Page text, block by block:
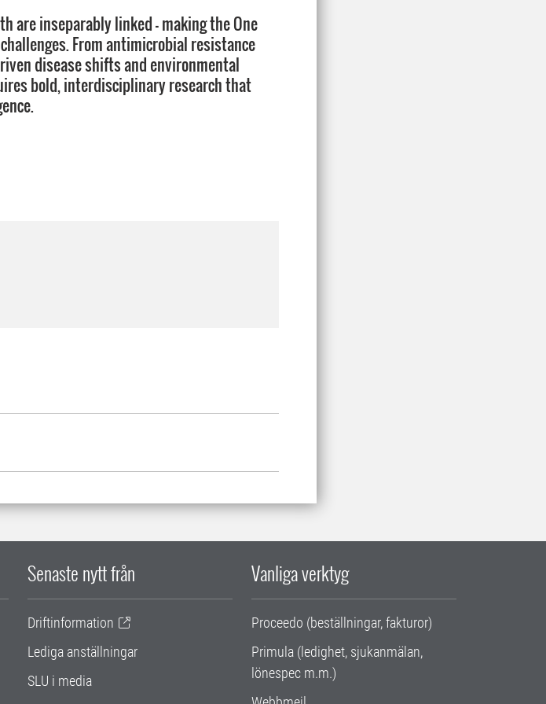
are inseparably linked - making the One
From antimicrobial resistance
disease shifts and environmental
bold, interdisciplinary research that
Senaste nytt från
Driftinformation
Lediga anställningar
SLU i media
Vanliga verktyg
Proceedo (beställningar, fakturor)
Primula (ledighet, sjukanmälan,
lönespec m.m.)